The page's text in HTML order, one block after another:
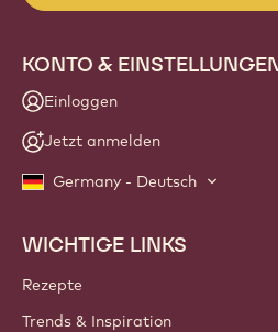
KONTO &
Einloggen
Jetzt anmelden
Germany - Deutsch
Footer
Callebaut
WICHTIGE LINKS
Rezepte
Trends & Inspiration